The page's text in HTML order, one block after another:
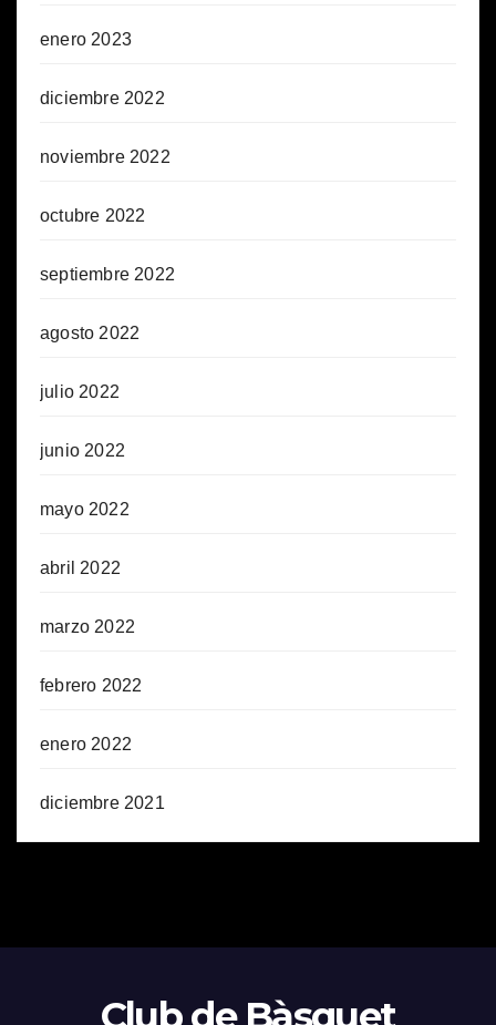
enero 2023
diciembre 2022
noviembre 2022
octubre 2022
septiembre 2022
agosto 2022
julio 2022
junio 2022
mayo 2022
abril 2022
marzo 2022
febrero 2022
enero 2022
diciembre 2021